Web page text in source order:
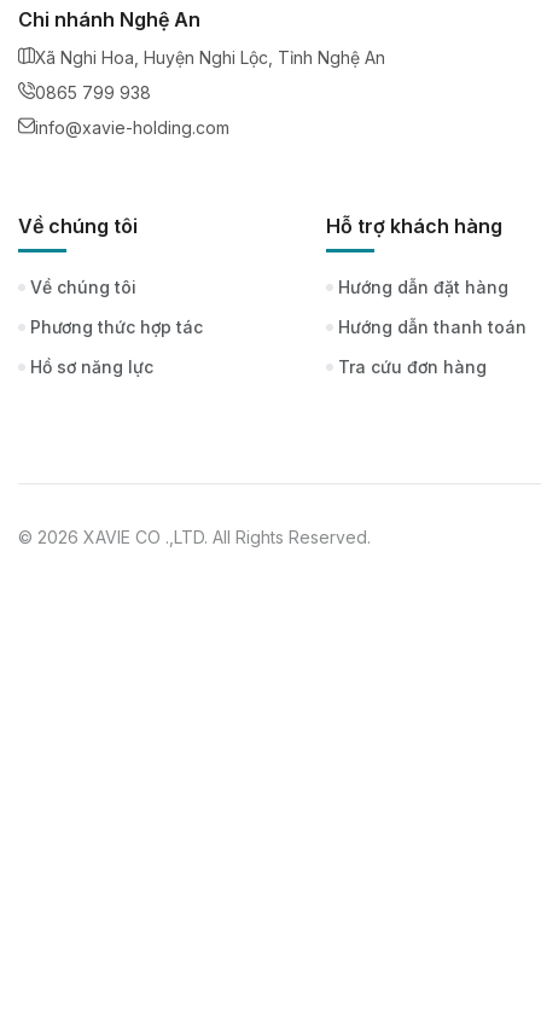
Chi nhánh Nghệ An
Xã Nghi Hoa, Huyện Nghi Lộc, Tỉnh Nghệ An
0865 799 938
info@xavie-holding.com
Về chúng tôi
Về chúng tôi
Phương thức hợp tác
Hồ sơ năng lực
Hỗ trợ khách hàng
Hướng dẫn đặt hàng
Hướng dẫn thanh toán
Tra cứu đơn hàng
© 2026 XAVIE CO .,LTD. All Rights Reserved.